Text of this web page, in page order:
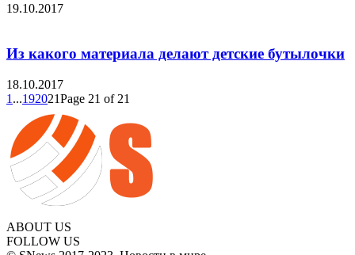
19.10.2017
Из какого материала делают детские бутылочки
18.10.2017
1 ...192021Page 21 of 21
ABOUT US
FOLLOW US